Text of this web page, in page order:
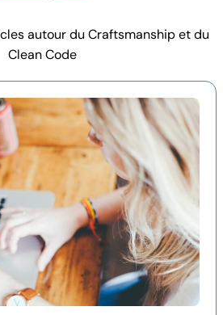
autour du Craftsmanship et du
Clean Code